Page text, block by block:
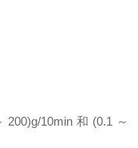
200)g/10min和 (0.1 ～